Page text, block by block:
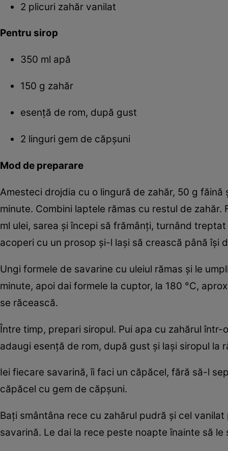
2 plicuri zahăr vanilat
Pentru sirop
350 ml apă
150 g zahăr
esenţă de rom, după gust
2 linguri gem de căpşuni
Mod de preparare
Amesteci drojdia cu o lingură de zahăr, 50 g
minute. Combini laptele rămas cu restul de
ml ulei, sarea şi începi să frămânţi, turnând
acoperi cu un prosop şi-l laşi să crească până îşi
Ungi formele de savarine cu uleiul rămas şi le
minute, apoi dai formele la cuptor, la 180 °C,
se răcească.
Între timp, prepari siropul. Pui apa cu zahărul
adaugi esenţă de rom, după gust şi laşi siropul la
Iei fiecare savarină, îi faci un căpăcel, fără să-l
căpăcel cu gem de căpşuni.
Baţi smântâna rece cu zahărul pudră şi cel
savarină. Le dai la rece peste noapte înainte să le